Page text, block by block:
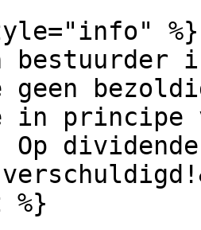
%}
bestuurder
geen
in
Op
%}